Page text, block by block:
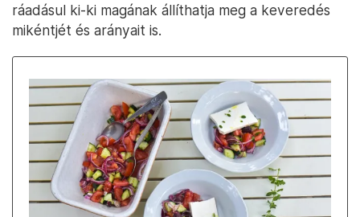
ráadásul ki-ki magának állíthatja meg a keveredés
mikéntjét és arányait is.